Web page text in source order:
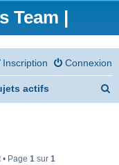
Team |
Connexion
Inscription
actifs
Page 1sur 1